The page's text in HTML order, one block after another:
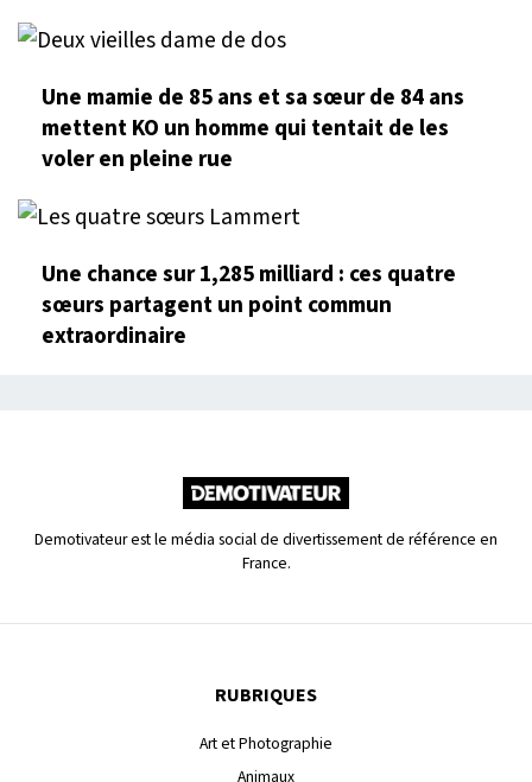
Une mamie de 85 ans et sa sœur de 84 ans
mettent KO un homme qui tentait de les
voler en pleine rue
Une chance sur 1,285 milliard : ces quatre
sœurs partagent un point commun
extraordinaire
Demotivateur est le média social de divertissement de référence en
France.
RUBRIQUES
Art et Photographie
Animaux